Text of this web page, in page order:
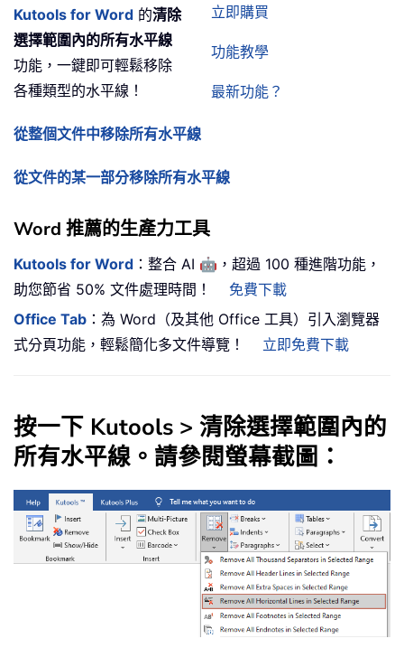
立即購買
功能教學
最新功能？
Kutools for Word 的清除
選擇範圍內的所有水平線
功能，一鍵即可輕鬆移除
各種類型的水平線！
從整個文件中移除所有水平線
從文件的某一部分移除所有水平線
Word 推薦的生產力工具
Kutools for Word ：整合 AI 🤖 ，超過 100 種進階功能，
助您節省 50% 文件處理時間！
免費下載
Office Tab ：為 Word（及其他 Office 工具）引入瀏覽器
式分頁功能，輕鬆簡化多文件導覽！
立即免費下載
按一下 Kutools > 清除選擇範圍內的
所有水平線 。請參閱螢幕截圖：